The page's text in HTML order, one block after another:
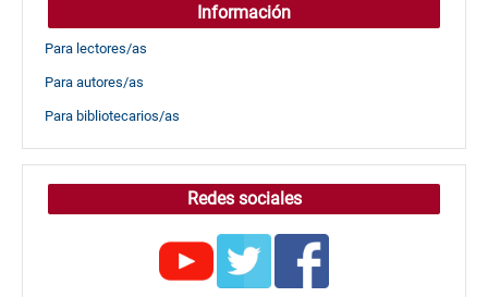
Información
Para lectores/as
Para autores/as
Para bibliotecarios/as
Redes sociales